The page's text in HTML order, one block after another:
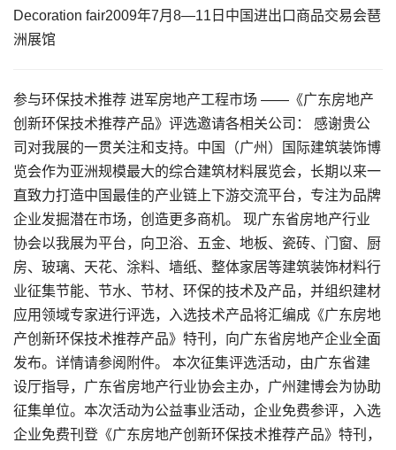
Decoration fair2009年7月8—11日中国进出口商品交易会琶
洲展馆
参与环保技术推荐 进军房地产工程市场 ——《广东房地产
创新环保技术推荐产品》评选邀请各相关公司： 感谢贵公
司对我展的一贯关注和支持。中国（广州）国际建筑装饰博
览会作为亚洲规模最大的综合建筑材料展览会，长期以来一
直致力打造中国最佳的产业链上下游交流平台，专注为品牌
企业发掘潜在市场，创造更多商机。 现广东省房地产行业
协会以我展为平台，向卫浴、五金、地板、瓷砖、门窗、厨
房、玻璃、天花、涂料、墙纸、整体家居等建筑装饰材料行
业征集节能、节水、节材、环保的技术及产品，并组织建材
应用领域专家进行评选，入选技术产品将汇编成《广东房地
产创新环保技术推荐产品》特刊，向广东省房地产企业全面
发布。详情请参阅附件。 本次征集评选活动，由广东省建
设厅指导，广东省房地产行业协会主办，广州建博会为协助
征集单位。本次活动为公益事业活动，企业免费参评，入选
企业免费刊登《广东房地产创新环保技术推荐产品》特刊，